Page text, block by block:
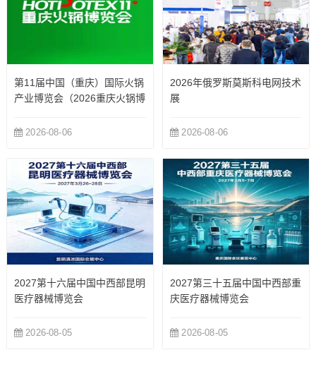
第11届中国（重庆）国际火锅
产业博览会（2026重庆火锅博
2026-08-06
2026年俄罗斯莫斯科电网技术
展
2026-08-06
2027第十六届中国中西部昆明
医疗器械博览会
2026-08-05
2027第三十五届中国中西部重
庆医疗器械博览会
2026-08-05